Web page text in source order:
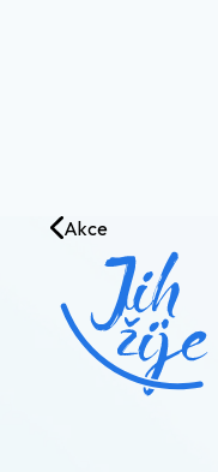
Přejít na obsah
Akce